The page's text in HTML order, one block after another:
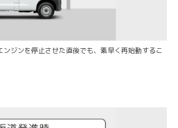
ジンを停止させた直後でも、素早く再始動するこ